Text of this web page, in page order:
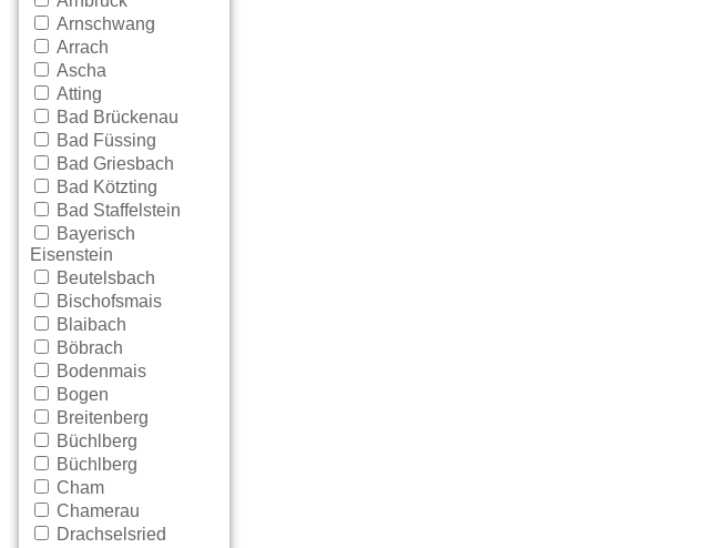
Arnschwang
Arrach
Ascha
Atting
Bad Brückenau
Bad Füssing
Bad Griesbach
Bad Kötzting
Bad Staffelstein
Bayerisch
Eisenstein
Beutelsbach
Bischofsmais
Blaibach
Böbrach
Bodenmais
Bogen
Breitenberg
Büchlberg
Büchlberg
Cham
Chamerau
Drachselsried